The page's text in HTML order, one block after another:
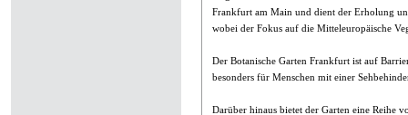
Frankfurt am Main und dient der Erholung
wobei der Fokus auf die Mitteleuropäische
Der Botanische Garten Frankfurt ist auf
besonders für Menschen mit einer
Darüber hinaus bietet der Garten eine Reihe